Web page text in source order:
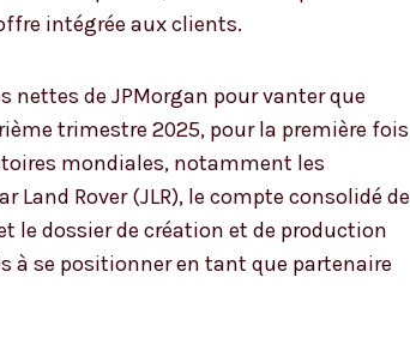
intégrée aux clients.
nettes de JPMorgan pour vanter que
trimestre 2025, pour la première fois
mondiales, notamment les
Rover (JLR), le compte consolidé de
le dossier de création et de production
à se positionner en tant que partenaire